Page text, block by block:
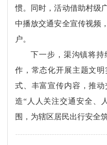
惯。同时，活动借助村级
中播放交通安全宣传视频
户。
下一步，渠沟镇将
作，常态化开展主题文
式、丰富宣传内容，推
造“人人关注交通安全、
围，为辖区居民出行安全